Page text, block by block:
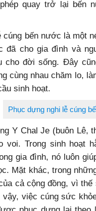
Sau khi kết thúc,
quay trở lại bến
bến nước là một
đã cho gia đình và
cho đời sống. Đây
cùng nhau chăm lo,
Y Chal Je (buôn Lê,
voi. Trong sinh hoạt
gia đình, nó luôn
Mặt khác, trong
cả cộng đồng, vì